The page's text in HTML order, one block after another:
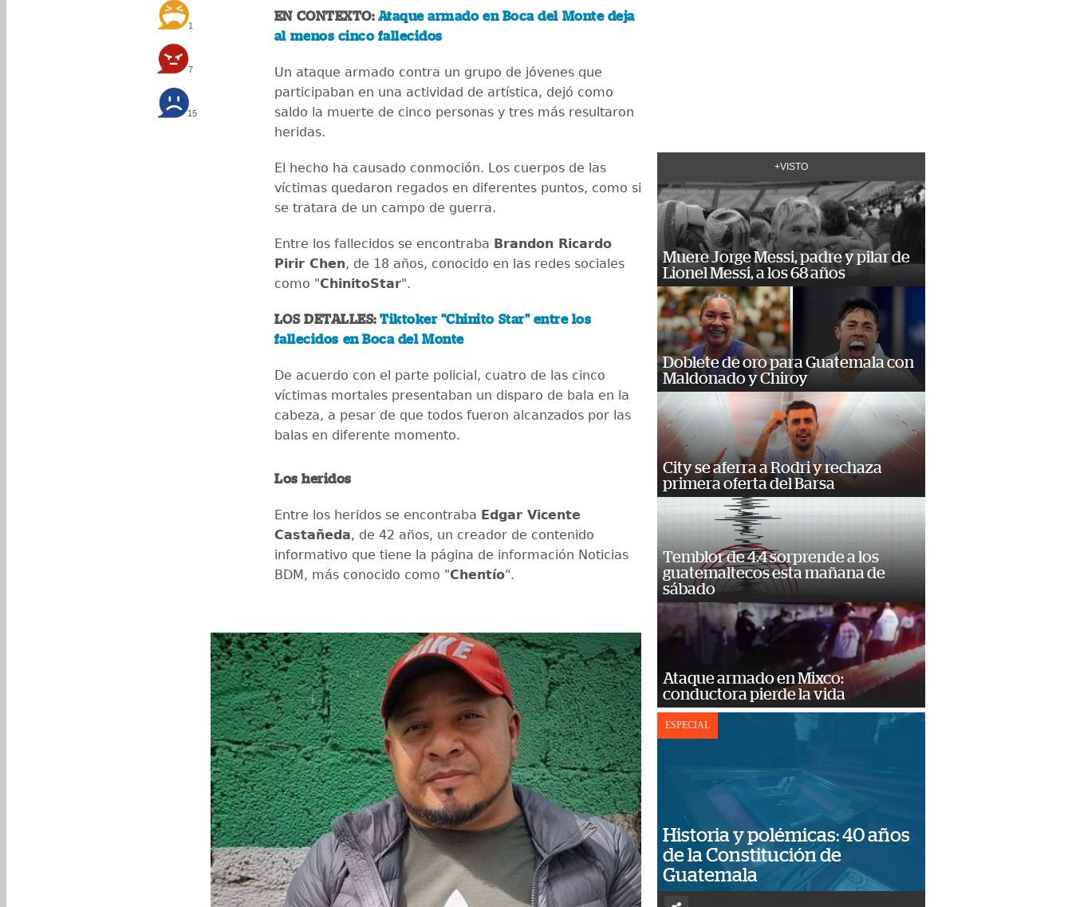
1
7
15
EN CONTEXTO: Ataque armado en Boca del Monte deja
al menos cinco fallecidos
Un ataque armado contra un grupo de jóvenes que
participaban en una actividad de artística, dejó como
saldo la muerte de cinco personas y tres más resultaron
heridas.
El hecho ha causado conmoción. Los cuerpos de las
víctimas quedaron regados en diferentes puntos, como si
se tratara de un campo de guerra.
Entre los fallecidos se encontraba Brandon Ricardo
Pirir Chen, de 18 años, conocido en las redes sociales
como "ChinitoStar".
LOS DETALLES:Tiktoker "Chinito Star" entre los
fallecidos en Boca del Monte
De acuerdo con el parte policial, cuatro de las cinco
víctimas mortales presentaban un disparo de bala en la
cabeza, a pesar de que todos fueron alcanzados por las
balas en diferente momento.
Los heridos
Entre los heridos se encontraba Edgar Vicente
Castañeda, de 42 años, un creador de contenido
informativo que tiene la página de información Noticias
BDM, más conocido como "Chentío".
+VISTO
Muere Jorge Messi, padre y pilar de
Lionel Messi, a los 68 años
Doblete de oro para Guatemala con
Maldonado y Chiroy
City se aferra a Rodri y rechaza
primera oferta del Barsa
Temblor de 4.4 sorprende a los
guatemaltecos esta mañana de
sábado
Ataque armado en Mixco:
conductora pierde la vida
ESPECIAL
Historia y polémicas: 40 años
de la Constitución de
Guatemala